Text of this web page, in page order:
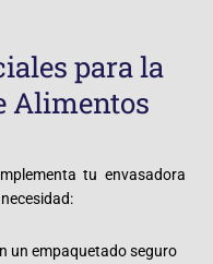
para la
Alimentos
tu envasadora
un empaquetado seguro